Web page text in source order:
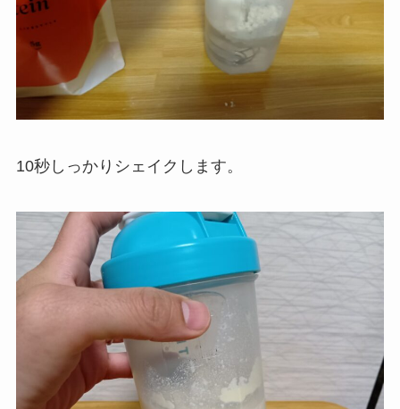
10秒しっかりシェイクします。